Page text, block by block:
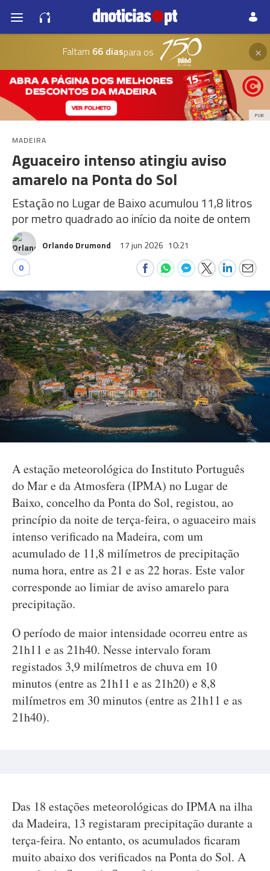
Faltam 66 diaspara os ×
PUB
MADEIRA
Aguaceiro intenso atingiu aviso
amarelo na Ponta do Sol
Estação no Lugar de Baixo acumulou 11,8 litros
por metro quadrado ao início da noite de ontem
Orlando Drumond 17 jun 2026 10:21
0
A estação meteorológica do Instituto Português
do Mar e da Atmosfera (IPMA) no Lugar de
Baixo, concelho da Ponta do Sol, registou, ao
princípio da noite de terça-feira, o aguaceiro mais
intenso verificado na Madeira, com um
acumulado de 11,8 milímetros de precipitação
numa hora, entre as 21 e as 22 horas. Este valor
corresponde ao limiar de aviso amarelo para
precipitação.
O período de maior intensidade ocorreu entre as
21h11 e as 21h40. Nesse intervalo foram
registados 3,9 milímetros de chuva em 10
minutos (entre as 21h11 e as 21h20) e 8,8
milímetros em 30 minutos (entre as 21h11 e as
21h40).
Das 18 estações meteorológicas do IPMA na ilha
da Madeira, 13 registaram precipitação durante a
terça-feira. No entanto, os acumulados ficaram
muito abaixo dos verificados na Ponta do Sol. A